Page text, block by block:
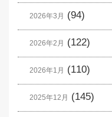
2026年3月 (94)
2026年2月 (122)
2026年1月 (110)
2025年12月 (145)